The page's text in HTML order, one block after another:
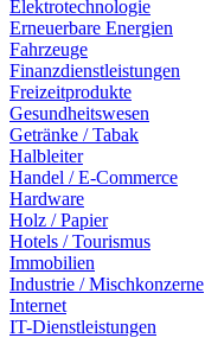
Elektrotechnologie
Erneuerbare Energien
Fahrzeuge
Finanzdienstleistungen
Freizeitprodukte
Gesundheitswesen
Getränke / Tabak
Halbleiter
Handel / E-Commerce
Hardware
Holz / Papier
Hotels / Tourismus
Immobilien
Industrie / Mischkonzerne
Internet
IT-Dienstleistungen